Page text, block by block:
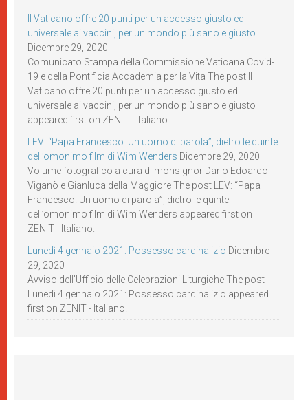
Il Vaticano offre 20 punti per un accesso giusto ed
universale ai vaccini, per un mondo più sano e giusto
Dicembre 29, 2020
Comunicato Stampa della Commissione Vaticana Covid-
19 e della Pontificia Accademia per la Vita The post Il
Vaticano offre 20 punti per un accesso giusto ed
universale ai vaccini, per un mondo più sano e giusto
appeared first on ZENIT - Italiano.
LEV: “Papa Francesco. Un uomo di parola”, dietro le quinte
dell’omonimo film di Wim Wenders Dicembre 29, 2020
Volume fotografico a cura di monsignor Dario Edoardo
Viganò e Gianluca della Maggiore The post LEV: “Papa
Francesco. Un uomo di parola”, dietro le quinte
dell’omonimo film di Wim Wenders appeared first on
ZENIT - Italiano.
Lunedì 4 gennaio 2021: Possesso cardinalizio Dicembre
29, 2020
Avviso dell’Ufficio delle Celebrazioni Liturgiche The post
Lunedì 4 gennaio 2021: Possesso cardinalizio appeared
first on ZENIT - Italiano.